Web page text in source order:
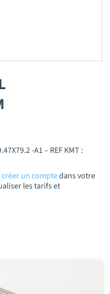
-A1 – REF KMT :
créer un comptedans votre
les tarifs et